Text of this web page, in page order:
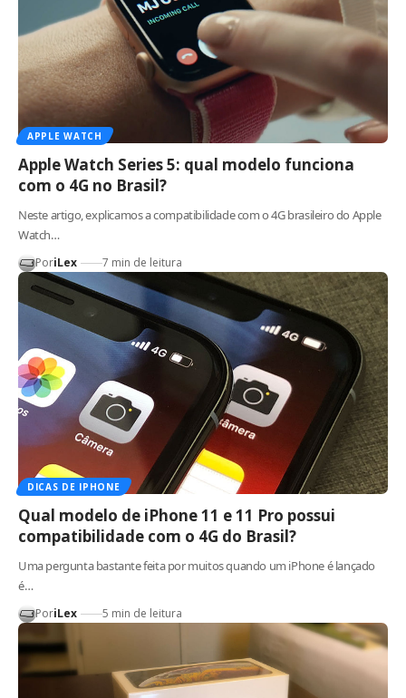
APPLE WATCH
Apple Watch Series 5: qual modelo funciona
com o 4G no Brasil?
Neste artigo, explicamos a compatibilidade com o 4G brasileiro do Apple
Watch…
PoriLex 7 min de leitura
DICAS DE IPHONE
Qual modelo de iPhone 11 e 11 Pro possui
compatibilidade com o 4G do Brasil?
Uma pergunta bastante feita por muitos quando um iPhone é lançado
é…
PoriLex 5 min de leitura